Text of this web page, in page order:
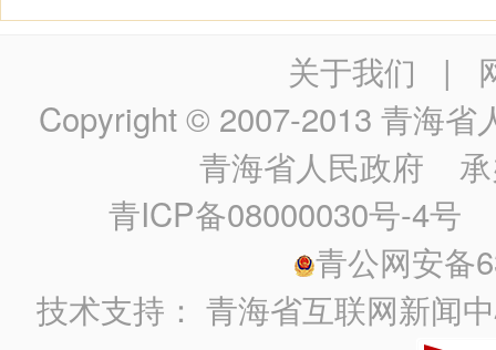
关于我们 |
Copyright © 2007-2013 青海省
青海省人民政府 承
青ICP备08000030号-4号
青公网安备
技术支持：青海省互联网新闻